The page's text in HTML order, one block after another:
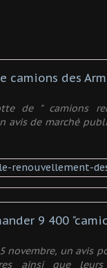
de " camions
avis de marché
novembre, un avis
ainsi que leurs